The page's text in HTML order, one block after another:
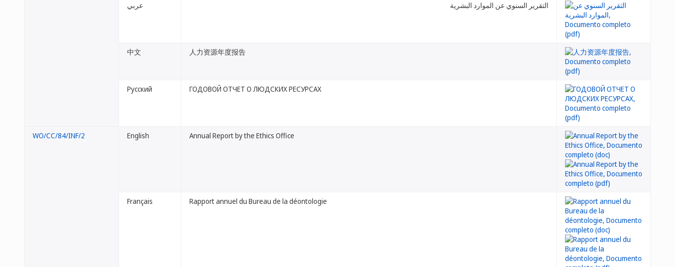
عربي التقرير السنوي عن الموارد البشرية
中文 人力资源年度报告
Русский ГОДОВОЙ ОТЧЕТ О ЛЮДСКИХ РЕСУРСАХ
WO/CC/84/INF/2 English Annual Report by the Ethics Office
Français Rapport annuel du Bureau de la déontologie